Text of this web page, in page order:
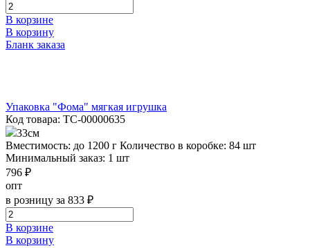
В корзине
В корзину
Бланк заказа
Упаковка "Фома" мягкая игрушка
Код товара: ТС-00000635
33см
Вместимость: до 1200 г Количество в коробке: 84 шт
Минимальный заказ: 1 шт
796 ₽
опт
в розницу за 833 ₽
В корзине
В корзину